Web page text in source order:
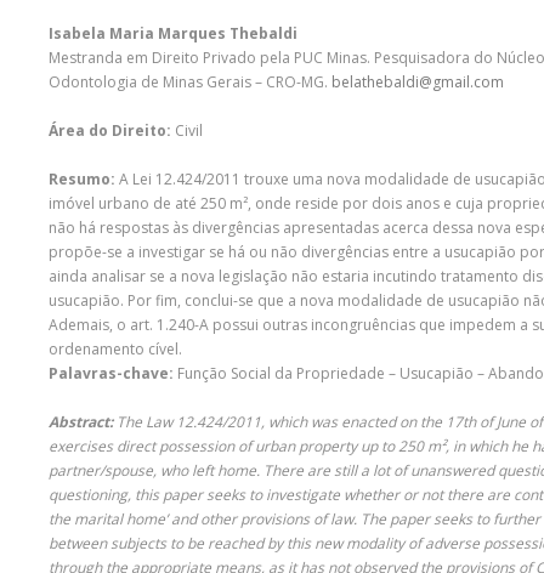
Isabela Maria Marques Thebaldi
Mestranda em Direito Privado pela PUC Minas. Pesquisadora do
Odontologia de Minas Gerais – CRO-MG. belathebaldi@gmail.com
Área do Direito: Civil
Resumo: A Lei 12.424/2011 trouxe uma nova modalidade de
imóvel urbano de até 250 m², onde reside por dois anos e cuja
não há respostas às divergências apresentadas acerca dessa nova
propõe-se a investigar se há ou não divergências entre a usucapião
ainda analisar se a nova legislação não estaria incutindo tratamento
usucapião. Por fim, conclui-se que a nova modalidade de usucapião
Ademais, o art. 1.240-A possui outras incongruências que impedem
ordenamento cível.
Palavras-chave: Função Social da Propriedade – Usucapião –
Abstract:The Law 12.424/2011, which was enacted on the 17th of June
exercises direct possession of urban property up to 250 m², in which
partner/spouse, who left home. There are still a lot of unanswered
questioning, this paper seeks to investigate whether or not there are
the marital home’ and other provisions of law. The paper seeks to
between subjects to be reached by this new modality of adverse
through the appropriate means, as it has not observed the provisions